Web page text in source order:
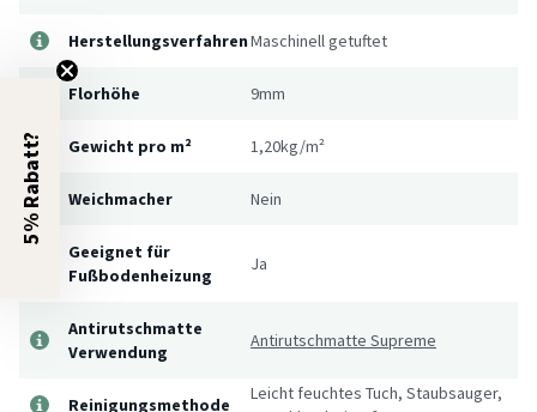
HerstellungsverfahrenMaschinell getuftet
Florhöhe 9mm
Gewicht pro m² 1,20kg/m²
Weichmacher Nein
Geeignet für
Fußbodenheizung
Ja
Antirutschmatte
Verwendung
Antirutschmatte Supreme
Reinigungsmethode
Leicht feuchtes Tuch, Staubsauger,
5% Rabatt?